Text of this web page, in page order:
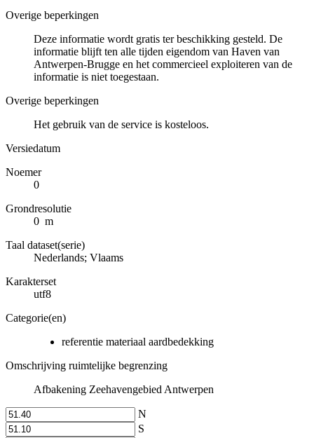
Overige beperkingen
Deze informatie wordt gratis ter beschikking gesteld. De
informatie blijft ten alle tijden eigendom van Haven van
Antwerpen-Brugge en het commercieel exploiteren van de
informatie is niet toegestaan.
Overige beperkingen
Het gebruik van de service is kosteloos.
Versiedatum
Noemer
0
Grondresolutie
0 m
Taal dataset(serie)
Nederlands; Vlaams
Karakterset
utf8
Categorie(en)
referentie materiaal aardbedekking
Omschrijving ruimtelijke begrenzing
Afbakening Zeehavengebied Antwerpen
N
S